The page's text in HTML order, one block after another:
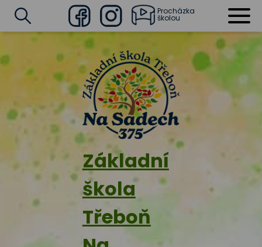
Základní
škola
Třeboň
FacebookInstagram
Procházka
školou